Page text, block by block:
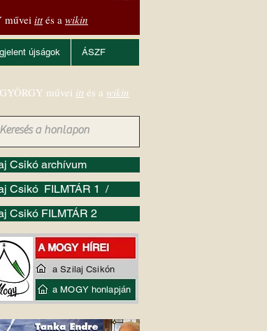
műveiittés a wikin
újságok ÁSZF
Csikó archívum
Csikó FILMTÁR 1 /
Csikó FILMTÁR 2
művei itt és a wikin
a Szilaj Csikón
a MOGY honlapján